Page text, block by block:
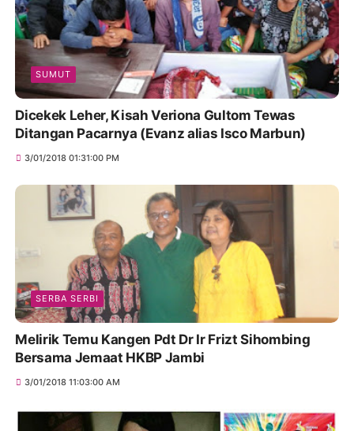
SUMUT
Dicekek Leher, Kisah Veriona Gultom Tewas
Ditangan Pacarnya (Evanz alias Isco Marbun)
3/01/2018 01:31:00 PM
SERBA SERBI
Melirik Temu Kangen Pdt Dr Ir Frizt Sihombing
Bersama Jemaat HKBP Jambi
3/01/2018 11:03:00 AM